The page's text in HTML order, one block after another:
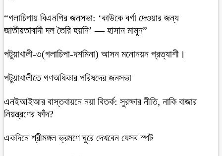
“গলাচিপায় বিএনপির জনসভা: ‘কাউকে বর্গা দেওয়ার জন্য
জাতীয়তাবাদী দল তৈরি হয়নি’ — হাসান মামুন”
পটুয়াখালী-৩(গলাচিপা-দশমিনা) আসন মনোনয়ন প্রত্যাশী।
পটুয়াখালীতে গণঅধিকার পরিষদের জনসভা
এনইআইআর বাস্তবায়নে নয়া বিতর্ক: সুরক্ষার নীতি, নাকি বাজার
নিয়ন্ত্রণের ফাঁদ?
একদিনে শ্রীমঙ্গল ভ্রমণে ঘুরে দেখবেন যেসব স্পট